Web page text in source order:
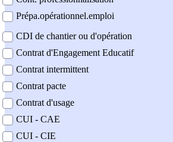
Prépa.opérationnel.emploi
CDI de chantier ou d'opération
Contrat d'Engagement Educatif
Contrat intermittent
Contrat pacte
Contrat d'usage
CUI - CAE
CUI - CIE